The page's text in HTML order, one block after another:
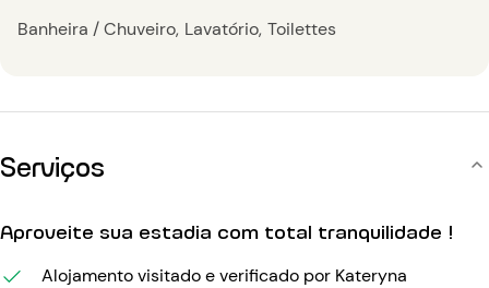
Banheira / Chuveiro Lavatório Toilettes
Serviços
Aproveite sua estadia com total tranquilidade !
Alojamento visitado e verificado por Kateryna